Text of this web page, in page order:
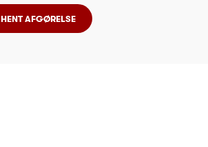
HENT AFGØRELSE